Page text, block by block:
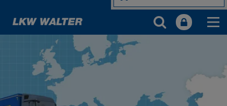
NAŠI TRGI
Evropa
Osrednja Azija